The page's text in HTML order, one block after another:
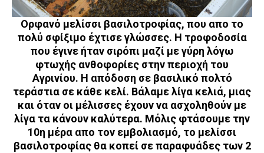
Ορφανό μελίσσι βασιλοτροφίας, που απο το
πολύ σφίξιμο έχτισε γλώσσες. Η τροφοδοσία
που έγινε ήταν σιρόπι μαζί με γύρη λόγω
φτωχής ανθοφορίες στην περιοχή του
Αγρινίου. Η απόδοση σε βασιλικό πολτό
τεράστια σε κάθε κελί. Βάλαμε λίγα κελιά, μιας
και όταν οι μέλισσες έχουν να ασχοληθούν με
λίγα τα κάνουν καλύτερα. Μόλις φτάσουμε την
10η μέρα απο τον εμβολιασμό, το μελίσσι
βασιλοτροφίας θα κοπεί σε παραφυάδες των 2